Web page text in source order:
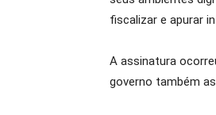
fiscalizar e apurar
A assinatura
governo também